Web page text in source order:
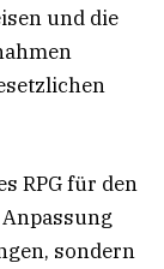
und die
RPG für den
sondern